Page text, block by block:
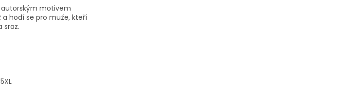
autorským motivem
hodí se pro muže, kteří
sraz.